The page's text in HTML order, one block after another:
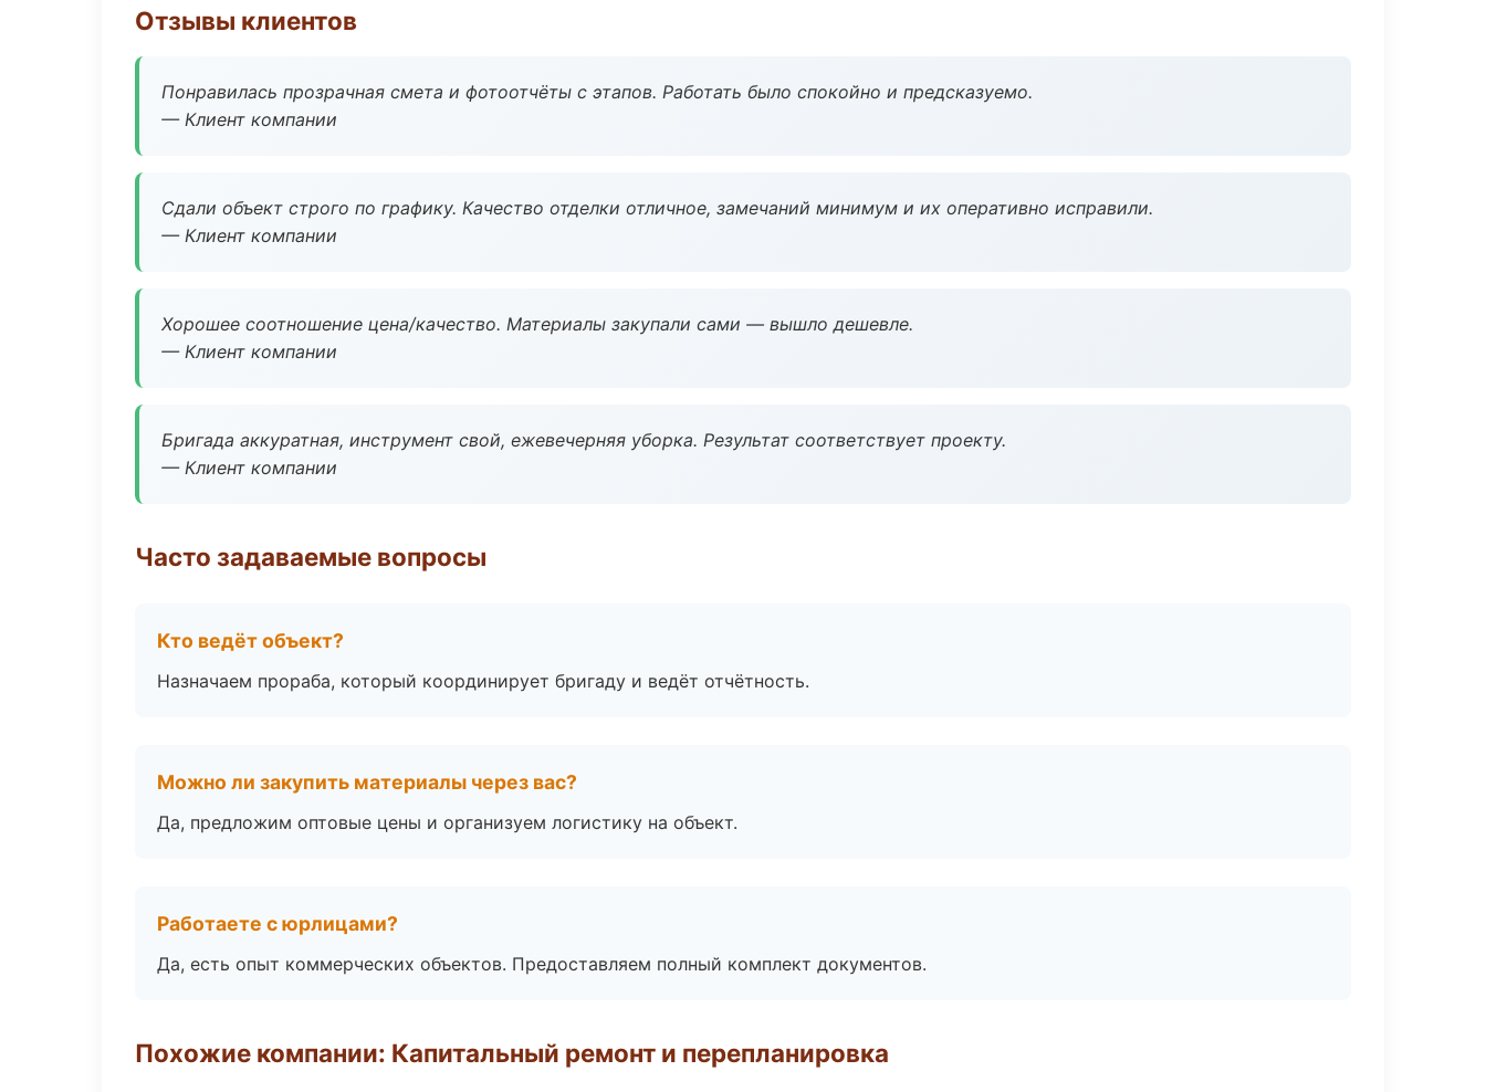
Отзывы клиентов
Понравилась прозрачная смета и фотоотчёты с этапов. Работать было спокойно и предсказуемо.
— Клиент компании
Сдали объект строго по графику. Качество отделки отличное, замечаний минимум и их оперативно исправили.
— Клиент компании
Хорошее соотношение цена/качество. Материалы закупали сами — вышло дешевле.
— Клиент компании
Бригада аккуратная, инструмент свой, ежевечерняя уборка. Результат соответствует проекту.
— Клиент компании
Часто задаваемые вопросы
Кто ведёт объект?
Назначаем прораба, который координирует бригаду и ведёт отчётность.
Можно ли закупить материалы через вас?
Да, предложим оптовые цены и организуем логистику на объект.
Работаете с юрлицами?
Да, есть опыт коммерческих объектов. Предоставляем полный комплект документов.
Похожие компании: Капитальный ремонт и перепланировка